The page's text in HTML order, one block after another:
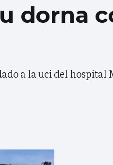
dorna
a la uci del hospital